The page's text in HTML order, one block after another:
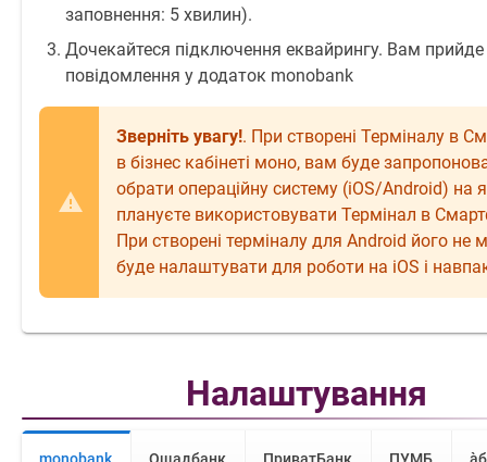
заповнення: 5 хвилин).
Дочекайтеся підключення еквайрингу. Вам
повідомлення у додаток monobank
Зверніть увагу!. При створені Терміналу в
в бізнес кабінеті моно, вам буде
обрати операційну систему (iOS/Android) на
плануєте використовувати Термінал в
При створені терміналу для Аndroid його не
буде налаштувати для роботи на iOS і
Налаштування